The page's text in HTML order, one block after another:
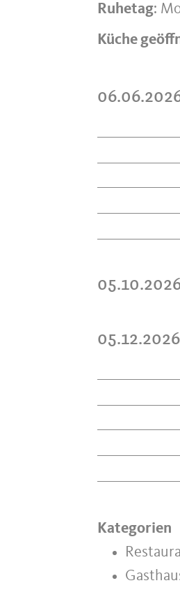
Ruhetag:
Küche
Kategorien